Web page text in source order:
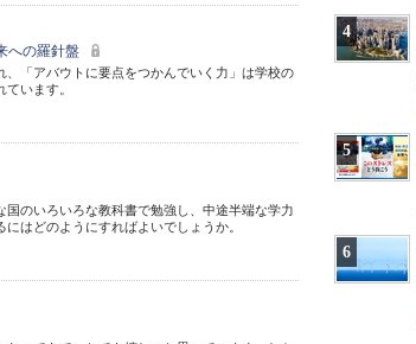
への羅針盤
、「アバウトに要点をつかんでいく力」は学校の
います。
のいろいろな教科書で勉強し、中途半端な学力
はどのようにすればよいでしょうか。
4
5
6